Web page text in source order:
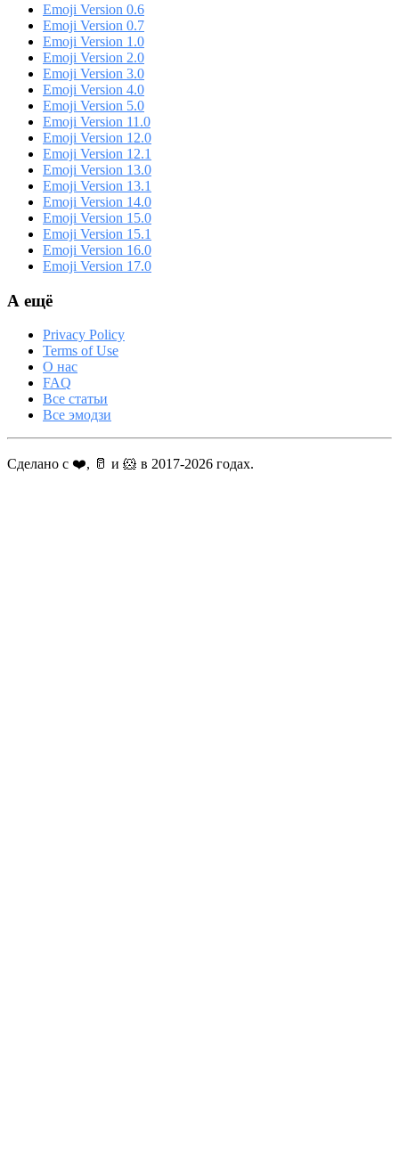
Emoji Version 0.6
Emoji Version 0.7
Emoji Version 1.0
Emoji Version 2.0
Emoji Version 3.0
Emoji Version 4.0
Emoji Version 5.0
Emoji Version 11.0
Emoji Version 12.0
Emoji Version 12.1
Emoji Version 13.0
Emoji Version 13.1
Emoji Version 14.0
Emoji Version 15.0
Emoji Version 15.1
Emoji Version 16.0
Emoji Version 17.0
А ещё
Privacy Policy
Terms of Use
О нас
FAQ
Все статьи
Все эмодзи
Сделано с ❤️, 🥛 и 🐹 в 2017-2026 годах.